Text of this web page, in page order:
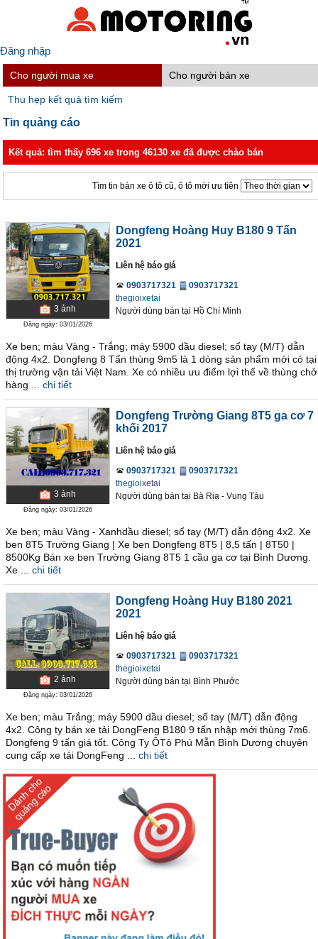
Đăng nhập
Cho người mua xe Cho người bán xe
Thu hẹp kết quả tìm kiếm
Tin quảng cáo
Kết quả: tìm thấy 696 xe trong 46130 xe đã được chào bán
Tìm tin bán xe ô tô cũ, ô tô mới ưu tiên
3 ảnh
Đăng ngày: 03/01/2026
Dongfeng Hoàng Huy B180 9 Tấn
2021
Liên hệ báo giá
0903717321
0903717321
thegioixetai
Người dùng bán tại Hồ Chí Minh
Xe ben; màu Vàng - Trắng; máy 5900 dầu diesel; số tay (M/T) dẫn
động 4x2. Dongfeng 8 Tấn thùng 9m5 là 1 dòng sản phẩm mới có tại
thị trường vận tải Việt Nam. Xe có nhiều ưu điểm lợi thế về thùng chở
hàng ...
chi tiết
3 ảnh
Đăng ngày: 03/01/2026
Dongfeng Trường Giang 8T5 ga cơ 7
khối 2017
Liên hệ báo giá
0903717321
0903717321
thegioixetai
Người dùng bán tại Bà Rịa - Vung Tàu
Xe ben; màu Vàng - Xanhdầu diesel; số tay (M/T) dẫn động 4x2. Xe
ben 8T5 Trường Giang | Xe ben Dongfeng 8T5 | 8,5 tấn | 8T50 |
8500Kg Bán xe ben Trường Giang 8T5 1 cầu ga cơ tại Bình Dương.
Xe ...
chi tiết
2 ảnh
Đăng ngày: 03/01/2026
Dongfeng Hoàng Huy B180 2021
2021
Liên hệ báo giá
0903717321
0903717321
thegioixetai
Người dùng bán tại Bình Phước
Xe ben; màu Trắng; máy 5900 dầu diesel; số tay (M/T) dẫn động
4x2. Công ty bán xe tải DongFeng B180 9 tấn nhập mới thùng 7m6.
Dongfeng 9 tấn giá tốt. Công Ty ÔTô Phú Mẫn Bình Dương chuyên
cung cấp xe tải DongFeng ...
chi tiết